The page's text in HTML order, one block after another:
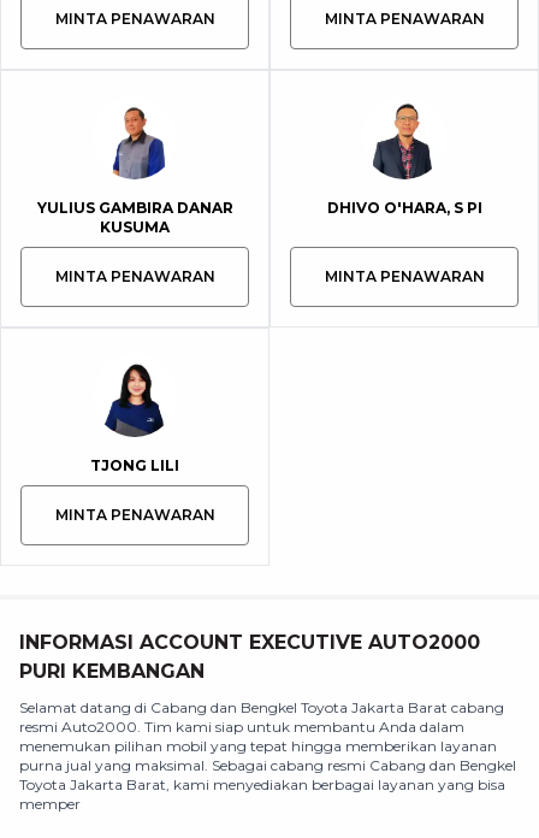
MINTA PENAWARAN MINTA PENAWARAN
YULIUS GAMBIRA DANAR
KUSUMA
MINTA PENAWARAN
DHIVO O'HARA, S PI
MINTA PENAWARAN
TJONG LILI
MINTA PENAWARAN
INFORMASI ACCOUNT EXECUTIVE AUTO2000
PURI KEMBANGAN
Selamat datang di Cabang dan Bengkel Toyota Jakarta Barat cabang
resmi Auto2000. Tim kami siap untuk membantu Anda dalam
menemukan pilihan mobil yang tepat hingga memberikan layanan
purna jual yang maksimal. Sebagai cabang resmi Cabang dan Bengkel
Toyota Jakarta Barat, kami menyediakan berbagai layanan yang bisa
memper